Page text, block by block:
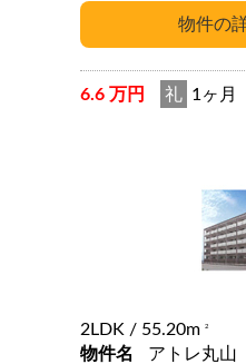
6.6 万円 礼 1ヶ月
2LDK / 55.20m 2
物件名
アトレ丸山